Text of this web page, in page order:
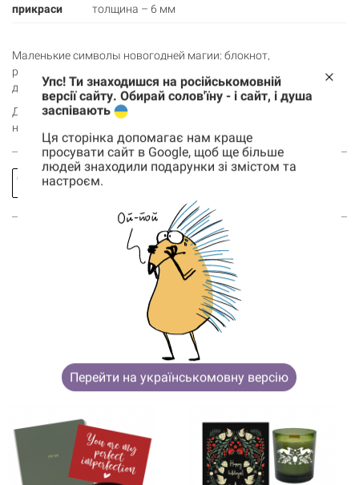
прикраси
толщина – 6 мм
Маленькие символы новогодней магии: блокнот,
расцветающий новыми идеями, украшение, приносящее уют в
дом, и открытка, несущая радостное известие.
Добавляй подарочный набор в корзину – создай праздничное
настроение для тех, кто особенно дорог!
Заказать
звонок
Спросить
ВОЗМОЖНО, ТЕБЯ ТАКЖЕ
ЗАИНТЕРЕСУЮТ
Упс! Ти знаходишся на російськомовній
версії сайту. Обирай солов'їну - і сайт, і душа
заспівають
Ця сторінка допомагає нам краще
просувати сайт в Google, щоб ще більше
людей знаходили подарунки зі змістом та
настроєм.
Перейти на українськомовну версію
Корзина 0 товары
Корзина пуста